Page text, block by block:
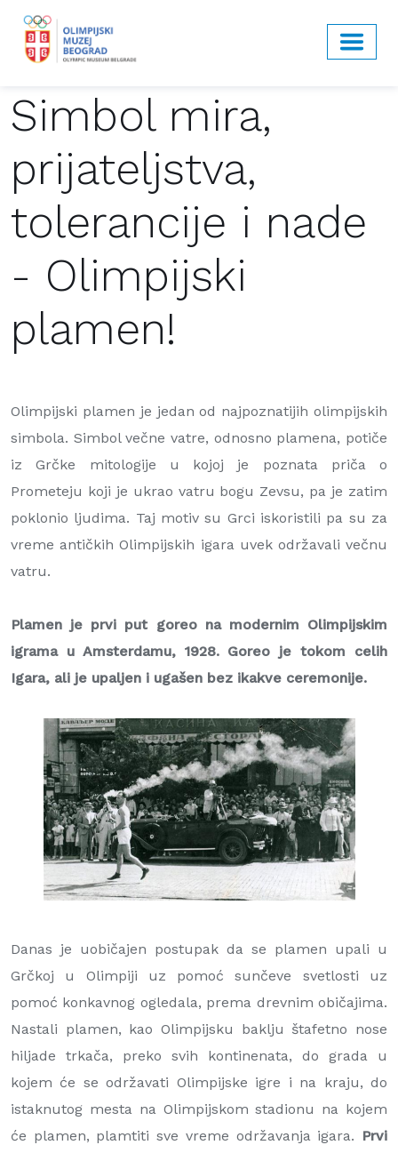
Simbol mira,
prijateljstva,
tolerancije i nade
- Olimpijski
plamen!
Olimpijski plamen je jedan od najpoznatijih olimpijskih
simbola. Simbol večne vatre, odnosno plamena, potiče
iz Grčke mitologije u kojoj je poznata priča o
Prometeju koji je ukrao vatru bogu Zevsu, pa je zatim
poklonio ljudima. Taj motiv su Grci iskoristili pa su za
vreme antičkih Olimpijskih igara uvek održavali večnu
vatru.
Plamen je prvi put goreo na modernim Olimpijskim
igrama u Amsterdamu, 1928. Goreo je tokom celih
Igara, ali je upaljen i ugašen bez ikakve ceremonije.
Danas je uobičajen postupak da se plamen upali u
Grčkoj u Olimpiji uz pomoć sunčeve svetlosti uz
pomoć konkavnog ogledala, prema drevnim običajima.
Nastali plamen, kao Olimpijsku baklju štafetno nose
hiljade trkača, preko svih kontinenata, do grada u
kojem će se održavati Olimpijske igre i na kraju, do
istaknutog mesta na Olimpijskom stadionu na kojem
će plamen, plamtiti sve vreme održavanja igara. Prvi